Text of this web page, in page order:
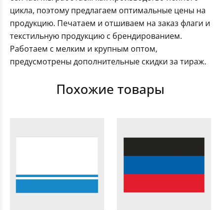
цикла, поэтому предлагаем оптимальные цены на
продукцию. Печатаем и отшиваем на заказ флаги и
текстильную продукцию с брендированием.
Работаем с мелким и крупным оптом,
предусмотрены дополнительные скидки за тираж.
Похожие товары